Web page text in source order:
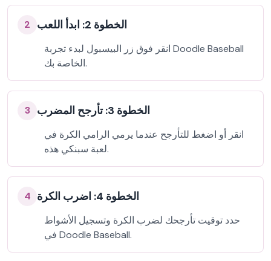
2 الخطوة 2: ابدأ اللعب
انقر فوق زر البيسبول لبدء تجربة Doodle Baseball
الخاصة بك.
3 الخطوة 3: تأرجح المضرب
انقر أو اضغط للتأرجح عندما يرمي الرامي الكرة في
لعبة سبنكي هذه.
4 الخطوة 4: اضرب الكرة
حدد توقيت تأرجحك لضرب الكرة وتسجيل الأشواط
في Doodle Baseball.